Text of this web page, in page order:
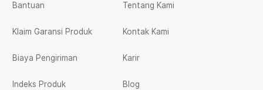
Bantuan
Klaim Garansi Produk
Biaya Pengiriman
Indeks Produk
Tentang Kami
Kontak Kami
Karir
Blog